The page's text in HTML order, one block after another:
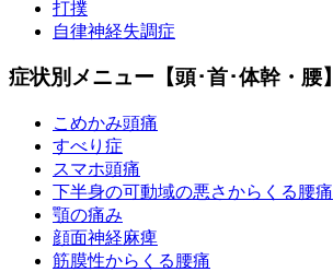
打撲
自律神経失調症
症状別メニュー【頭･首･体幹・腰】
こめかみ頭痛
すべり症
スマホ頭痛
下半身の可動域の悪さからくる腰痛
顎の痛み
顔面神経麻痺
筋膜性からくる腰痛